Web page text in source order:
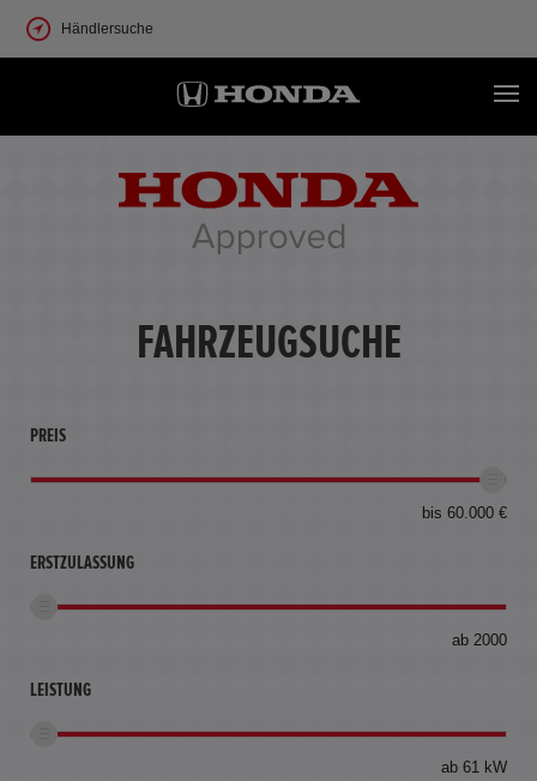
Händlersuche
FAHRZEUGSUCHE
PREIS
bis 60.000 €
ERSTZULASSUNG
ab 2000
LEISTUNG
ab 61 kW